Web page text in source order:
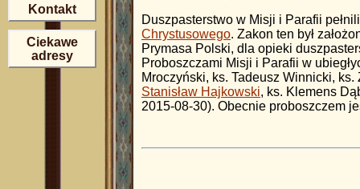
Kontakt
Ciekawe
adresy
Duszpasterstwo w Misji i Parafii
Chrystusowego. Zakon ten był
Prymasa Polski, dla opieki
Proboszczami Misji i Parafii w
Mroczyński, ks. Tadeusz Winnicki,
Stanisław Hajkowski, ks. Klemens
2015-08-30). Obecnie proboszczem